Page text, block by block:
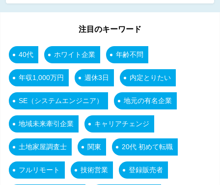
注目のキーワード
40代 ホワイト企業 年齢不問
年収1,000万円 週休3日 内定とりたい
SE（システムエンジニア） 地元の有名企業
地域未来牽引企業 キャリアチェンジ
土地家屋調査士 関東 20代 初めて転職
フルリモート 技術営業 登録販売者